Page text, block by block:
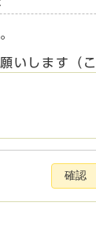
いします（
確認